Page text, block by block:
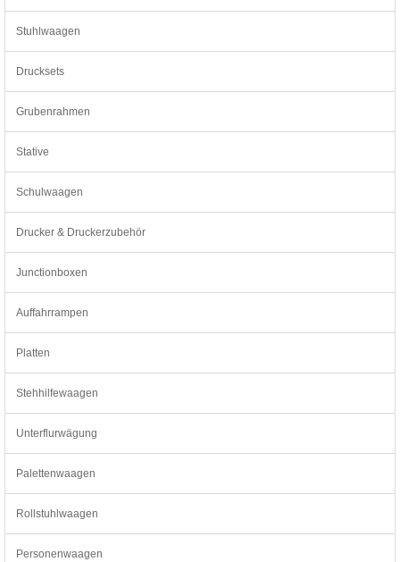
Stuhlwaagen
Drucksets
Grubenrahmen
Stative
Schulwaagen
Drucker & Druckerzubehör
Junctionboxen
Auffahrrampen
Platten
Stehhilfewaagen
Unterflurwägung
Palettenwaagen
Rollstuhlwaagen
Personenwaagen